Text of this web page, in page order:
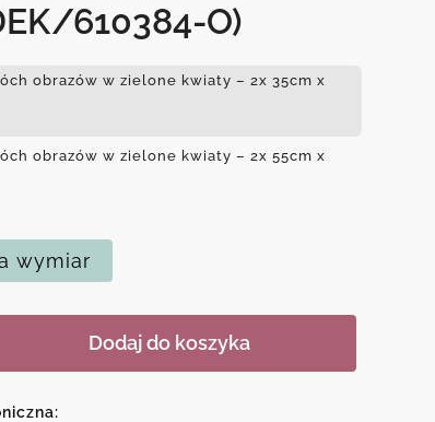
610384-O)
obrazów w zielone kwiaty – 2x 35cm x
obrazów w zielone kwiaty – 2x 55cm x
wymiar
Dodaj do koszyka